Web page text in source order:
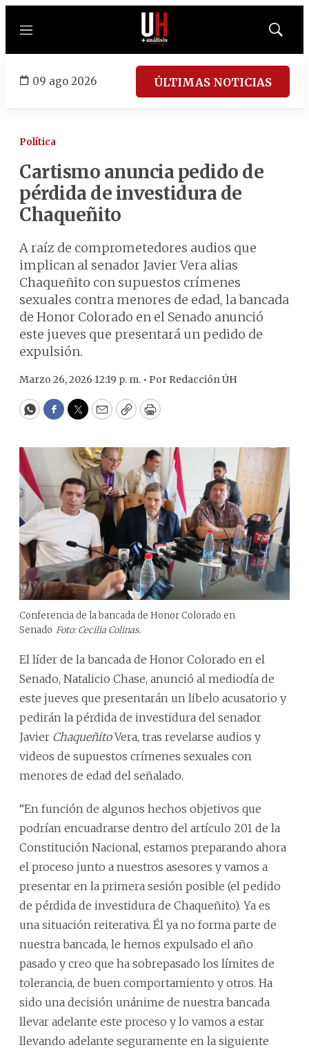
Menú
Mostrar
09 ago 2026 ÚLTIMAS NOTICIAS
Política
Cartismo anuncia pedido de
pérdida de investidura de
Chaqueñito
A raíz de comprometedores audios que
implican al senador Javier Vera alias
Chaqueñito con supuestos crímenes
sexuales contra menores de edad, la bancada
de Honor Colorado en el Senado anunció
este jueves que presentará un pedido de
expulsión.
Marzo 26, 2026 12:19 p. m. • Por Redacción ÚH
WhatsApp
Facebook
Twitter
EmailCopyPrint
Conferencia de la bancada de Honor Colorado en
Senado Foto: Cecilia Colinas.
El líder de la bancada de Honor Colorado en el
Senado, Natalicio Chase, anunció al mediodía de
este jueves que presentarán un libelo acusatorio y
pedirán la pérdida de investidura del senador
Javier ChaqueñitoVera, tras revelarse audios y
videos de supuestos crímenes sexuales con
menores de edad del señalado.
“En función de algunos hechos objetivos que
podrían encuadrarse dentro del artículo 201 de la
Constitución Nacional, estamos preparando ahora
el proceso junto a nuestros asesores y vamos a
presentar en la primera sesión posible (el pedido
de pérdida de investidura de Chaqueñito). Ya es
una situación reiterativa. Él ya no forma parte de
nuestra bancada, le hemos expulsado el año
pasado y creo que ha sobrepasado los límites de
tolerancia, de buen comportamiento y otros. Ha
sido una decisión unánime de nuestra bancada
llevar adelante este proceso y lo vamos a estar
llevando adelante seguramente en la siguiente